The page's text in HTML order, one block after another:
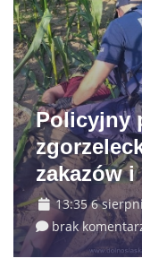
Policyjny
zakazów i
13:35 6
brak